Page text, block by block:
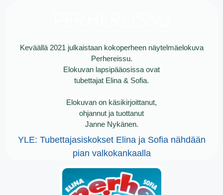
Keväällä 2021 julkaistaan kokoperheen näytelmäelokuva
Perhereissu.
Elokuvan lapsipääosissa ovat
tubettajat Elina & Sofia.
Elokuvan on käsikirjoittanut,
ohjannut ja tuottanut
Janne Nykänen.
YLE: Tubettajasiskokset Elina ja Sofia nähdään
pian valkokankaalla